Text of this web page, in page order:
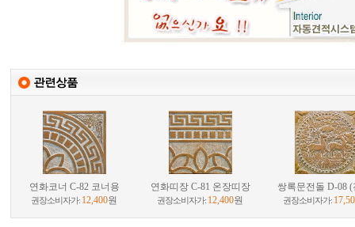
연화코너 C-82 코너용
권장소비자가: 12,400원
연화띠장 C-81 온장띠장
권장소비자가: 12,400원
쌍록문전돌 D-08
권장소비자가: